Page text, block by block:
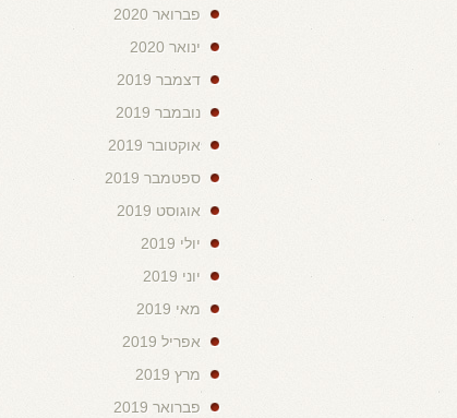
פברואר 2020
ינואר 2020
דצמבר 2019
נובמבר 2019
אוקטובר 2019
ספטמבר 2019
אוגוסט 2019
יולי 2019
יוני 2019
מאי 2019
אפריל 2019
מרץ 2019
פברואר 2019